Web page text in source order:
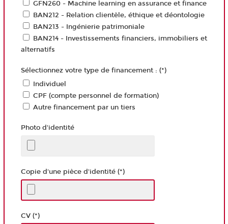
GFN260 - Machine learning en assurance et finance
BAN212 - Relation clientèle, éthique et déontologie
BAN213 - Ingénierie patrimoniale
BAN214 - Investissements financiers, immobiliers et
alternatifs
Sélectionnez votre type de financement : (*)
Individuel
CPF (compte personnel de formation)
Autre financement par un tiers
Photo d'identité
Copie d'une pièce d'identité (*)
CV (*)